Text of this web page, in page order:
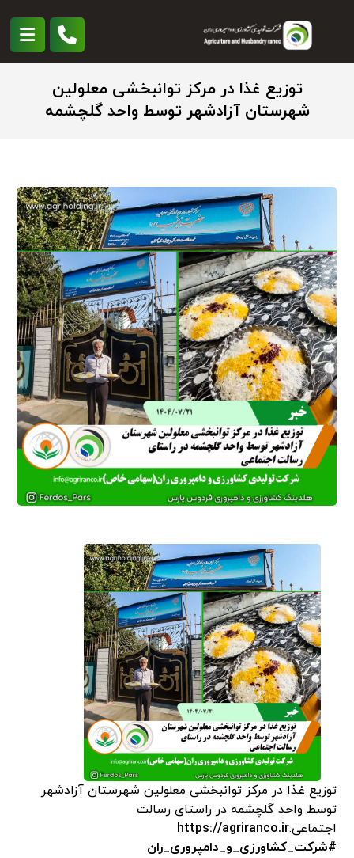
توزیع غذا در مرکز توانبخشی معلولین
شهرستان آزادشهر توسط واحد گلچشمه
توزیع غذا در مرکز توانبخشی معلولین شهرستان آزادشهر
توسط واحد گلچشمه در راستای رسالت
اجتماعی.https://agriranco.ir
#شرکت_کشاورزی_و_دامپروری_ران